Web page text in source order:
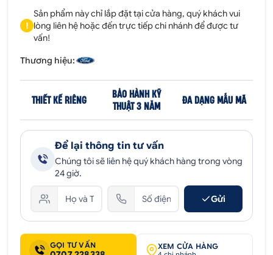
!
Sản phẩm này chỉ lắp đặt tại cửa hàng, quý khách vui
lòng liên hệ hoặc đến trực tiếp chi nhánh để được tư
vấn!
Thương hiệu:
THIẾT KẾ RIÊNG
BẢO HÀNH KỸ
THUẬT 3 NĂM
ĐA DẠNG MẪU MÃ
Để lại thông tin tư vấn
Chúng tôi sẽ liên hệ quý khách hàng trong vòng
24 giờ.
Gửi
GỌI TƯ VẤN XEM CỬA HÀNG